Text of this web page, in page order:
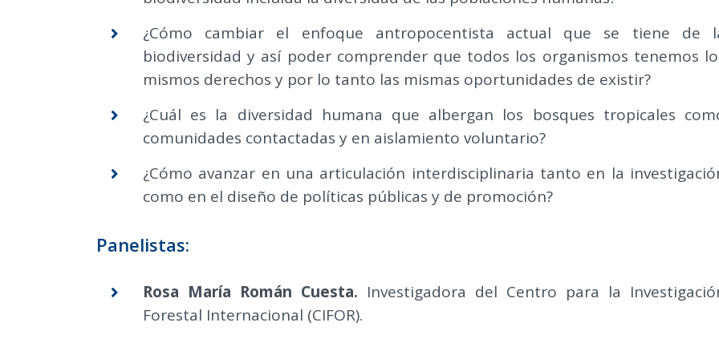
¿Cómo cambiar el enfoque antropocentista actual que se tiene de
biodiversidad y así poder comprender que todos los organismos tenemos
mismos derechos y por lo tanto las mismas oportunidades de existir?
¿Cuál es la diversidad humana que albergan los bosques tropicales
comunidades contactadas y en aislamiento voluntario?
¿Cómo avanzar en una articulación interdisciplinaria tanto en la
como en el diseño de políticas públicas y de promoción?
Panelistas:
Rosa María Román Cuesta. Investigadora del Centro para la
Forestal Internacional (CIFOR).